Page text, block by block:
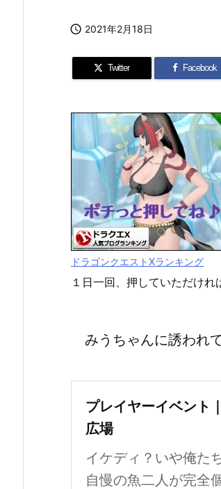
 2021年2月18日
Twitter Facebook
ドラゴンクエストXランキング
１日一回、押していただけれ
みうちゃんに誘われ
プレイヤーイベント
広場
イケディ？いや俺た
自慢の魚二人が完全